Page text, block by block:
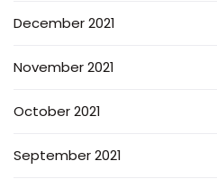
December 2021
November 2021
October 2021
September 2021